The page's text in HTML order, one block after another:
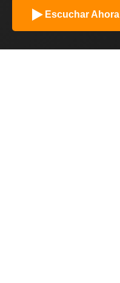
Escuchar Ahora